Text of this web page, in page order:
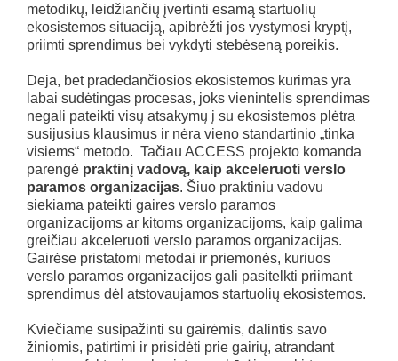
metodikų, leidžiančių įvertinti esamą startuolių
ekosistemos situaciją, apibrėžti jos vystymosi kryptį,
priimti sprendimus bei vykdyti stebėseną poreikis.
Deja, bet pradedančiosios ekosistemos kūrimas yra
labai sudėtingas procesas, joks vienintelis sprendimas
negali pateikti visų atsakymų į su ekosistemos plėtra
susijusius klausimus ir nėra vieno standartinio „tinka
visiems“ metodo. Tačiau ACCESS projekto komanda
parengė praktinį vadovą, kaip akceleruoti verslo
paramos organizacijas. Šiuo praktiniu vadovu
siekiama pateikti gaires verslo paramos
organizacijoms ar kitoms organizacijoms, kaip galima
greičiau akceleruoti verslo paramos organizacijas.
Gairėse pristatomi metodai ir priemonės, kuriuos
verslo paramos organizacijos gali pasitelkti priimant
sprendimus dėl atstovaujamos startuolių ekosistemos.
Kviečiame susipažinti su gairėmis, dalintis savo
žiniomis, patirtimi ir prisidėti prie gairių, atrandant